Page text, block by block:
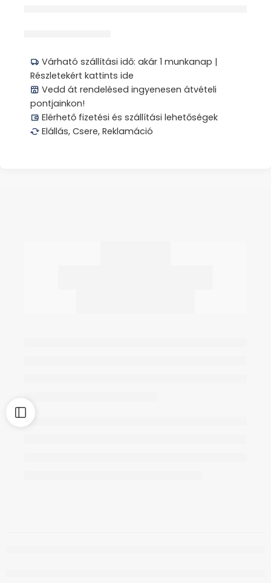
Várható szállítási idő: akár 1 munkanap |
Részletekért kattints ide
Vedd át rendelésed ingyenesen átvételi
pontjainkon!
Elérhető fizetési és szállítási lehetőségek
Elállás, Csere, Reklamáció